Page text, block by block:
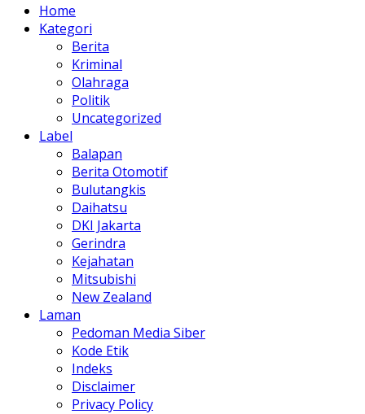
Home
Kategori
Berita
Kriminal
Olahraga
Politik
Uncategorized
Label
Balapan
Berita Otomotif
Bulutangkis
Daihatsu
DKI Jakarta
Gerindra
Kejahatan
Mitsubishi
New Zealand
Laman
Pedoman Media Siber
Kode Etik
Indeks
Disclaimer
Privacy Policy